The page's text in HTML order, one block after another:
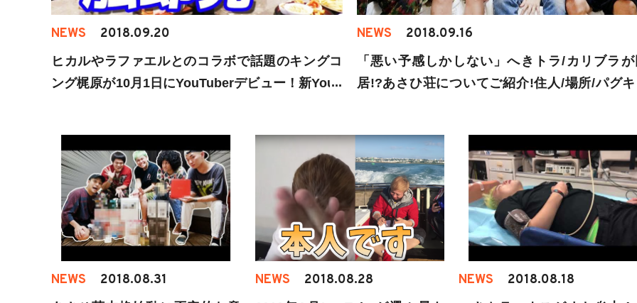
NEWS 2018.09.20
ヒカルやラファエルとのコラボで話題のキングコ
ング梶原が10月1日にYouTuberデビュー！新YouT
NEWS 2018.09.16
「悪い予感しかしない」へきトラ/カリブラ
居!?あさひ荘についてご紹介!住人/場所/パグ
NEWS 2018.08.31 NEWS 2018.08.28 NEWS 2018.08.18